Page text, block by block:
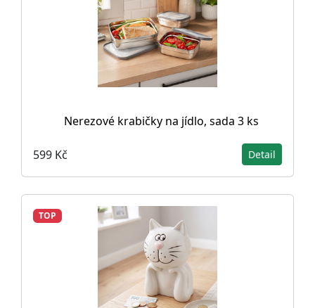
Nerezové krabičky na jídlo, sada 3 ks
599 Kč Detail
TOP